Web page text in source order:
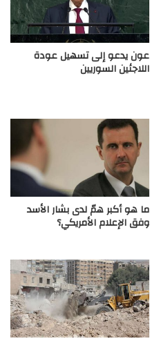
عون يدعو إلى تسهيل عودة
اللاجئين السوريين
ما هو أكبر همّ لدى بشار الأسد
وفق الإعلام الأمريكي؟